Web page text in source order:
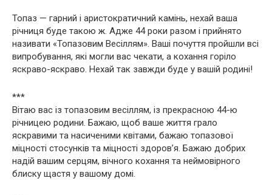
Топаз — гарний і аристократичний камінь, нехай ваша
річниця буде такою ж. Адже 44 роки разом і прийнято
називати «Топазовим Весіллям». Ваші почуття пройшли всі
випробування, які могли вас чекати, а кохання горіло
яскраво-яскраво. Нехай так завжди буде у вашій родині!
***
Вітаю вас із топазовим весіллям, із прекрасною 44-ю
річницею родини. Бажаю, щоб ваше життя грало
яскравими та насиченими квітами, бажаю топазової
міцності стосунків та міцності здоров’я. Бажаю добрих
надій вашим серцям, вічного кохання та неймовірного
блиску щастя у вашому домі.